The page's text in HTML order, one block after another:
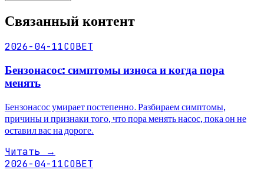
Связанный контент
2026-04-11СОВЕТ
Бензонасос: симптомы износа и когда пора
менять
Бензонасос умирает постепенно. Разбираем симптомы,
причины и признаки того, что пора менять насос, пока он не
оставил вас на дороге.
Читать →
2026-04-11СОВЕТ